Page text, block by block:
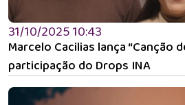
31/10/2025 10:43
Marcelo Cacilias lança “Canção
participação do Drops INA